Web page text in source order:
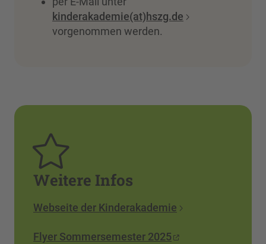
kinderakademie(at)hszg.de
vorgenommen werden.
Weitere Infos
Webseite der Kinderakademie
Flyer Sommersemester 2025